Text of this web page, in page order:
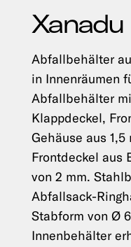
Xanadu
Abfallbehälter
in Innenräumen
Abfallbehälter
Klappdeckel,
Gehäuse aus
Frontdeckel aus
von 2 mm.
Abfallsack-
Stabform von Ø
Innenbehälter